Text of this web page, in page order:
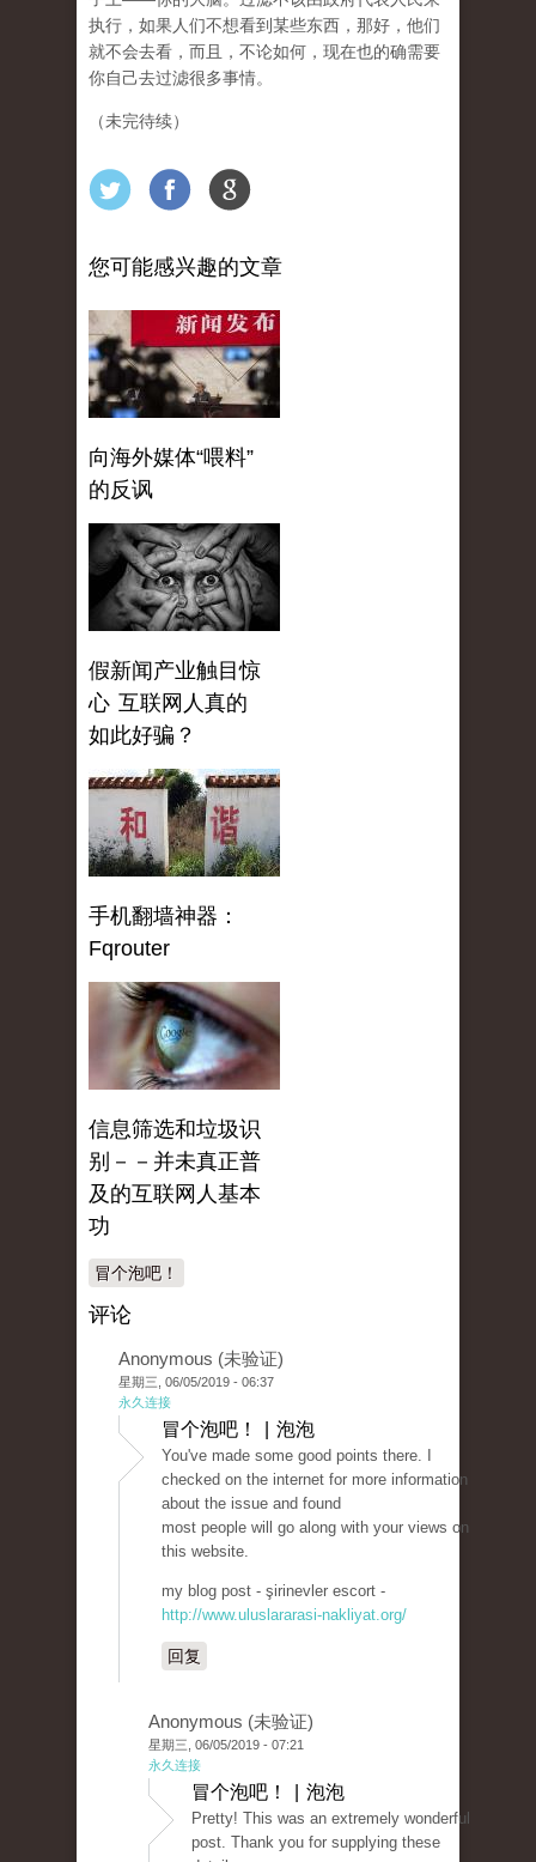
执行，如果人们不想看到某些东西，那好，他们
就不会去看，而且，不论如何，现在也的确需要
你自己去过滤很多事情。
（未完待续）
您可能感兴趣的文章
向海外媒体“喂料”
的反讽
假新闻产业触目惊
心 互联网人真的
如此好骗？
手机翻墙神器：
Fqrouter
信息筛选和垃圾识
别－－并未真正普
及的互联网人基本
功
冒个泡吧！
评论
Anonymous (未验证)
星期三, 06/05/2019 - 06:37
永久连接
冒个泡吧！ | 泡泡
You've made some good points there. I
checked on the internet for more information
about the issue and found
most people will go along with your views on
this website.
my blog post - şirinevler escort -
http://www.uluslararasi-nakliyat.org/
回复
Anonymous (未验证)
星期三, 06/05/2019 - 07:21
永久连接
冒个泡吧！ | 泡泡
Pretty! This was an extremely wonderful
post. Thank you for supplying these